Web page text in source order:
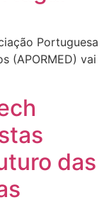
Portuguesa
(APORMED) vai
das